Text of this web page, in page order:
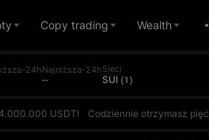
Copy trading Wealth
24hNajniższa-24h
--
Sieci
SUI (1)
USDT!
Codziennie otrzymasz pięć darmowych rozgrywek z AI i będziesz rywalizować z AI na podstawie swojego ROI. Wygrywaj, zdobywaj punkty i wspinaj się w dziennym rankingu. Dzienna nagroda za 1.